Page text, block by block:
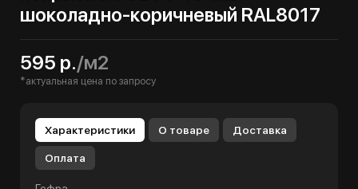
шоколадно-коричневый RAL8017
595 р./м2
*актуальная цена по запросу
Характеристики О товаре Доставка
Оплата